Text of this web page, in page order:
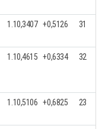
1.10,3407 +0,5126 31
1.10,4615 +0,6334 32
1.10,5106 +0,6825 23